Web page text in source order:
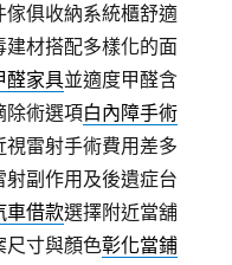
俱收納系統櫃舒適
建材搭配多樣化的面
醛家具並適度甲醛含
除術選項白內障手術
雷射手術費用差多
射副作用及後遺症台
車借款選擇附近當舖
尺寸與顏色彰化當鋪